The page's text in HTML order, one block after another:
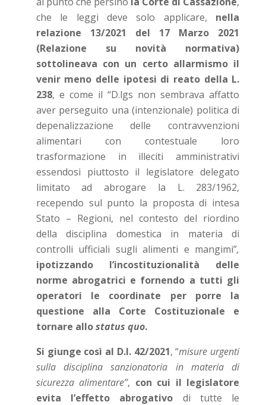
che le leggi deve solo applicare, nella
relazione 13/2021 del 17 Marzo 2021
(Relazione su novità normativa)
sottolineava con un certo allarmismo il
venir meno delle ipotesi di reato della L.
238, e come il “D.lgs non sembrava affatto
aver perseguito una (intenzionale) politica di
depenalizzazione delle contravvenzioni
alimentari con contestuale loro
trasformazione in illeciti amministrativi
essendosi piuttosto il legislatore delegato
limitato ad abrogare la L. 283/1962,
recependo sul punto la proposta di intesa
Stato – Regioni, nel contesto del riordino
della disciplina domestica in materia di
controlli ufficiali sugli alimenti e mangimi”,
ipotizzando l’incostituzionalità delle
norme abrogatrici e fornendo a tutti gli
operatori le coordinate per porre la
questione alla Corte Costituzionale e
tornare allostatus quo.
Si giunge così al D.l. 42/2021, “misure urgenti
sulla disciplina sanzionatoria in materia di
sicurezza alimentare”, con cui il legislatore
evita l’effetto abrogativo di tutte le